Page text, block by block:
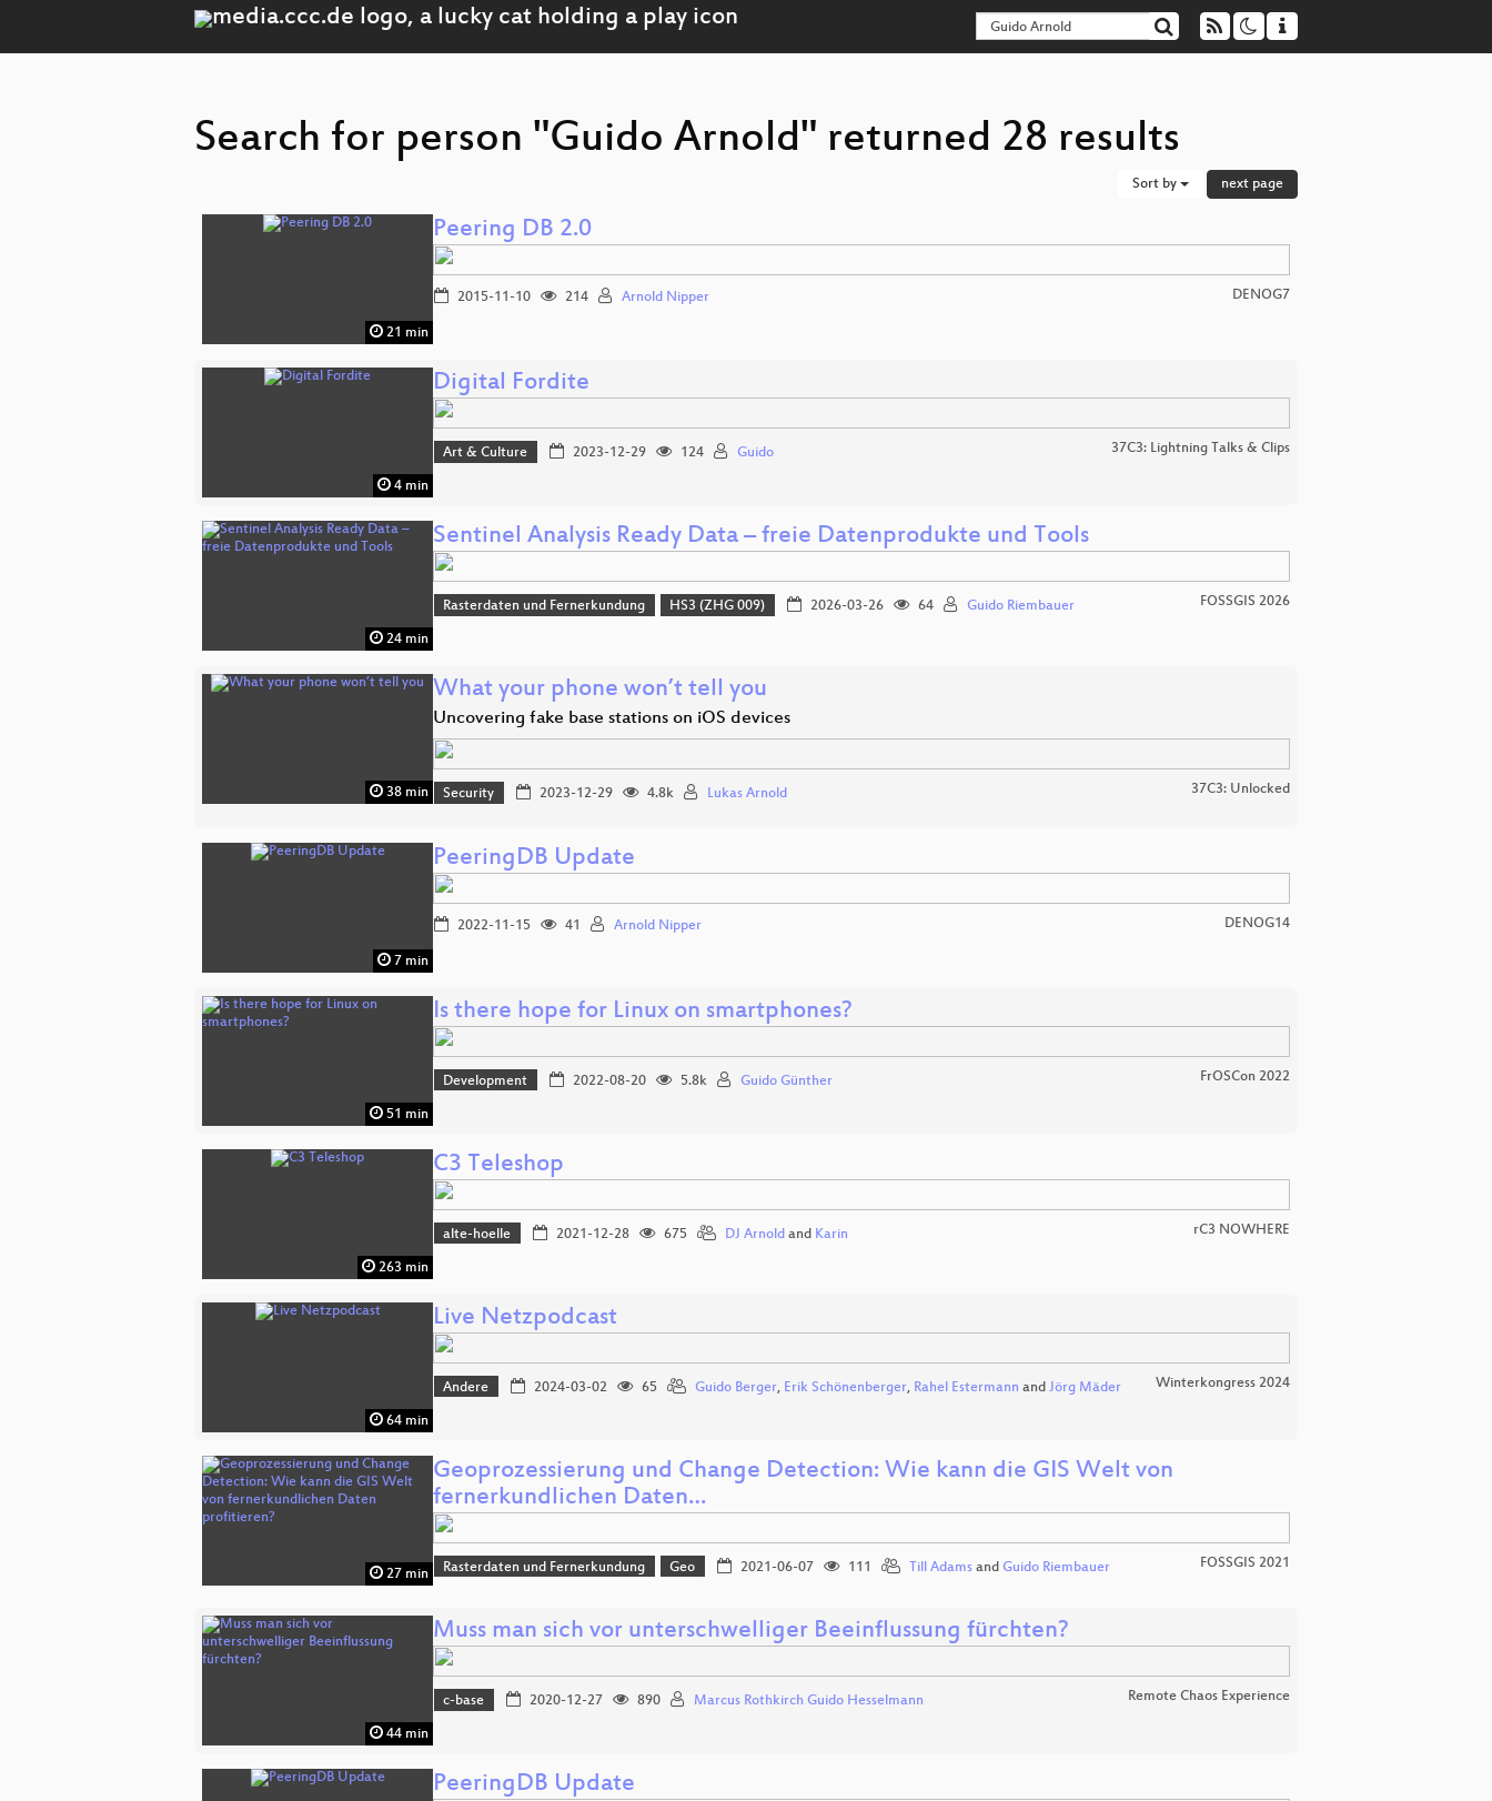
Search for person "Guido Arnold" returned 28 results
Sort by next page
21 min
Peering DB 2.0
2015-11-10 214 Arnold Nipper DENOG7
4 min
Digital Fordite
Art & Culture 2023-12-29 124 Guido 37C3: Lightning Talks & Clips
24 min
Sentinel Analysis Ready Data – freie Datenprodukte und Tools
Rasterdaten und Fernerkundung HS3 (ZHG 009) 2026-03-26 64 Guido Riembauer FOSSGIS 2026
38 min
What your phone won’t tell you
Uncovering fake base stations on iOS devices
Security 2023-12-29 4.8k Lukas Arnold 37C3: Unlocked
7 min
PeeringDB Update
2022-11-15 41 Arnold Nipper DENOG14
51 min
Is there hope for Linux on smartphones?
Development 2022-08-20 5.8k Guido Günther FrOSCon 2022
263 min
C3 Teleshop
alte-hoelle 2021-12-28 675 DJ Arnold and Karin rC3 NOWHERE
64 min
Live Netzpodcast
Andere 2024-03-02 65 Guido Berger, Erik Schönenberger, Rahel Estermann and Jörg Mäder Winterkongress 2024
27 min
Geoprozessierung und Change Detection: Wie kann die GIS Welt von
fernerkundlichen Daten…
Rasterdaten und Fernerkundung Geo 2021-06-07 111 Till Adamsand Guido Riembauer FOSSGIS 2021
44 min
Muss man sich vor unterschwelliger Beeinflussung fürchten?
c-base 2020-12-27 890 Marcus Rothkirch Guido Hesselmann Remote Chaos Experience
PeeringDB Update